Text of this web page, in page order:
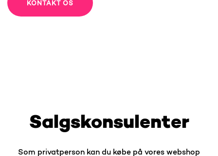
KONTAKT OS
Salgskonsulenter
Som privatperson kan du købe på vores webshop